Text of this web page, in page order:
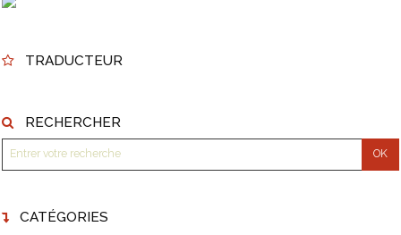
TRADUCTEUR
RECHERCHER
CATÉGORIES